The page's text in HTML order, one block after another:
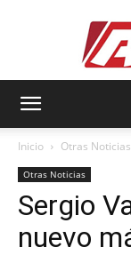
Inicio Otras Noticias
Otras Noticias
Sergio
nuevo